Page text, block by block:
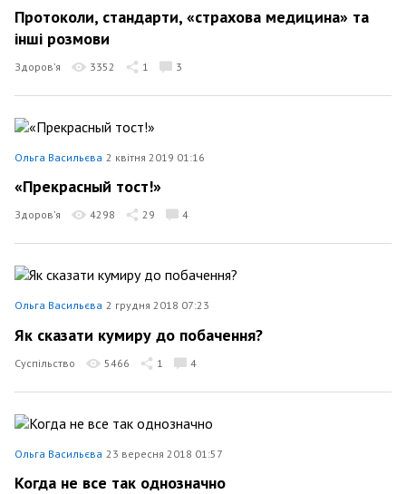
Протоколи, стандарти, «страхова медицина» та
інші розмови
Здоров’я 3352 1 3
Ольга Васильєва 2 квітня 2019 01:16
«Прекрасный тост!»
Здоров’я 4298 29 4
Ольга Васильєва 2 грудня 2018 07:23
Як сказати кумиру до побачення?
Суспільство 5466 1 4
Ольга Васильєва 23 вересня 2018 01:57
Когда не все так однозначно